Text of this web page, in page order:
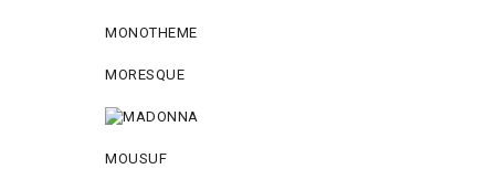
MONOTHEME
MORESQUE
MOUSUF